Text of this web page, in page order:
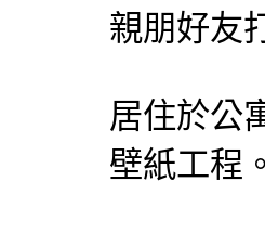
親朋好友
居住於公
壁紙工程。